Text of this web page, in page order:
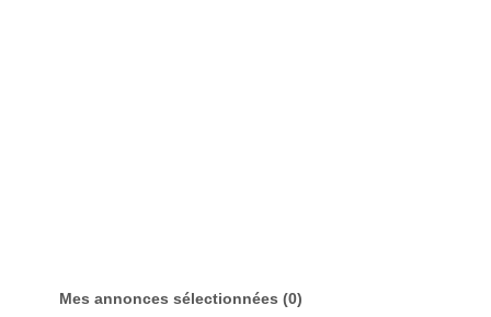
Mes annonces sélectionnées (0)